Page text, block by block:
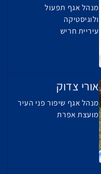
מנהל אגף תפעול
ולוגיסטיקה
עיריית חריש
אורי צדוק
מנהל אגף שיפור פני העיר
מועצת אפרת